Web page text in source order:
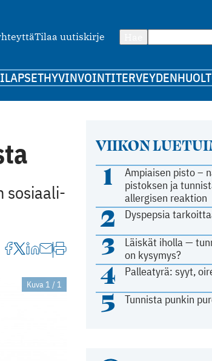
Tilaa uutiskirje
LAPSETHYVINVOINTI
VIIKON
1
Ampiaisen pisto –
pistoksen ja
allergisen reaktion
2 Dyspepsia
3
Läiskät iholla —
on kysymys?
4 Palleatyrä: syyt,
5 Tunnista punkin
sosiaali-
Kuva 1 / 1